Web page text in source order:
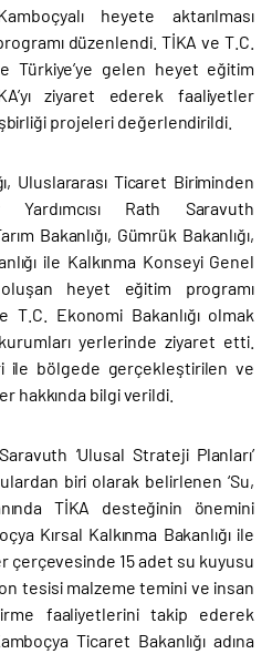
heyete aktarılması
düzenlendi. TİKA ve T.C.
Türkiye’ye gelen heyet eğitim
ziyaret ederek faaliyetler
projeleri değerlendirildi.
Uluslararası Ticaret Biriminden
Rath Saravuth
Bakanlığı, Gümrük Bakanlığı,
ile Kalkınma Konseyi Genel
heyet eğitim programı
T.C. Ekonomi Bakanlığı olmak
yerlerinde ziyaret etti.
ile bölgede gerçekleştirilen ve
hakkında bilgi verildi.
‘Ulusal Strateji Planları’
biri olarak belirlenen ‘Su,
TİKA desteğinin önemini
Kırsal Kalkınma Bakanlığı ile
15 adet su kuyusu
tesisi malzeme temini ve insan
faaliyetlerini takip ederek
Ticaret Bakanlığı adına